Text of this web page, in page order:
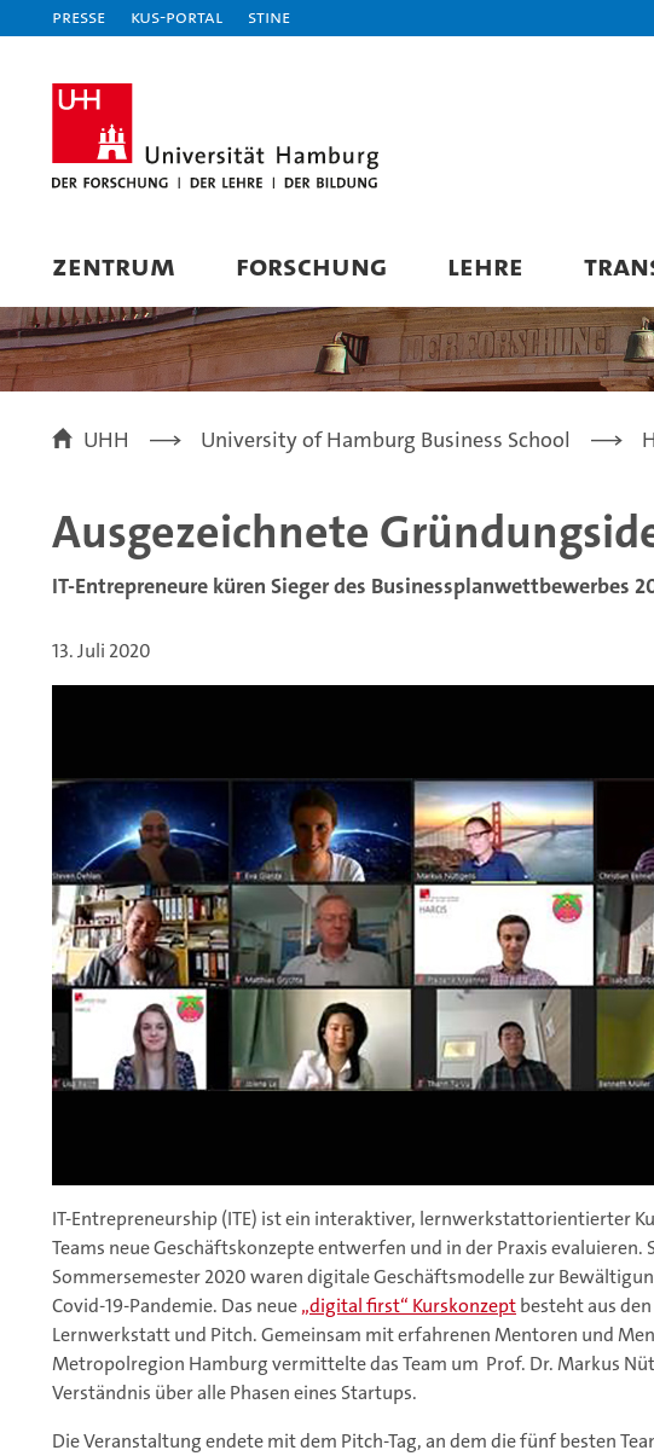
Presse KUS-Portal STiNE
ZENTRUM FORSCHUNG LEHRE
UHH University of Hamburg Business School
Ausgezeichnete
IT-Entrepreneure küren Sieger des Businessplanwettbewerbes
13. Juli 2020
IT-Entrepreneurship (ITE) ist ein interaktiver, lernwerkstattorientierter
Teams neue Geschäftskonzepte entwerfen und in der Praxis evaluieren.
Sommersemester 2020 waren digitale Geschäftsmodelle zur
Covid-19-Pandemie. Das neue„digital first“ Kurskonzeptbesteht aus
Lernwerkstatt und Pitch. Gemeinsam mit erfahrenen Mentoren und
Metropolregion Hamburg vermittelte das Team um Prof. Dr. Markus
Verständnis über alle Phasen eines Startups.
Die Veranstaltung endete mit dem Pitch-Tag, an dem die fünf besten